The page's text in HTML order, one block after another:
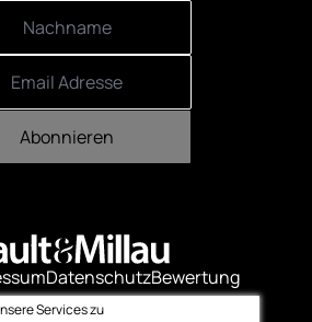
Abonnieren
DatenschutzBewertung
Logo-Downloads
Services zu